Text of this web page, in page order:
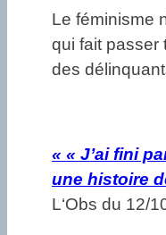
Le féminisme
qui fait passer
des
« « J’ai fini
une histoire
L‘Obs du 12/